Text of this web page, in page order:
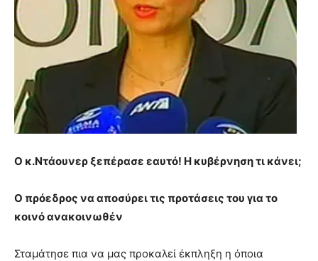
Ο κ.Ντάουνερ ξεπέρασε εαυτό! Η κυβέρνηση τι κάνει;
Ο πρόεδρος να αποσύρει τις προτάσεις του για το
κοινό ανακοινωθέν
Σταμάτησε πια να μας προκαλεί έκπληξη η όποια